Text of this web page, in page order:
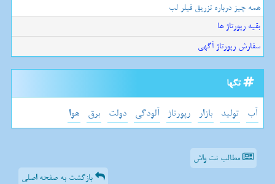
همه چیز درباره تزریق فیلر لب
بقیه رپورتاژ ها
سفارش رپورتاژ آگهی
تگها
آب تولید بازار رپورتاژ آلودگی دولت برق هوا
مطالب نت واش
بازگشت به صفحه اصلی